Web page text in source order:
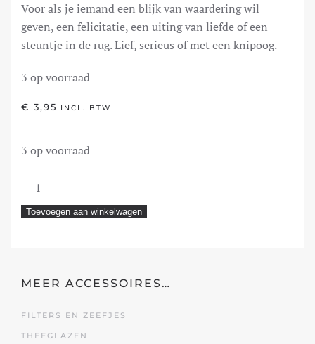
Voor als je iemand een blijk van waardering wil
geven, een felicitatie, een uiting van liefde of een
steuntje in de rug. Lief, serieus of met een knipoog.
3 op voorraad
€ 3,95 INCL. BTW
3 op voorraad
Carpe
Diem
aantal
Toevoegen aan winkelwagen
MEER ACCESSOIRES…
FILTERS EN ZEEFJES
THEEGLAZEN